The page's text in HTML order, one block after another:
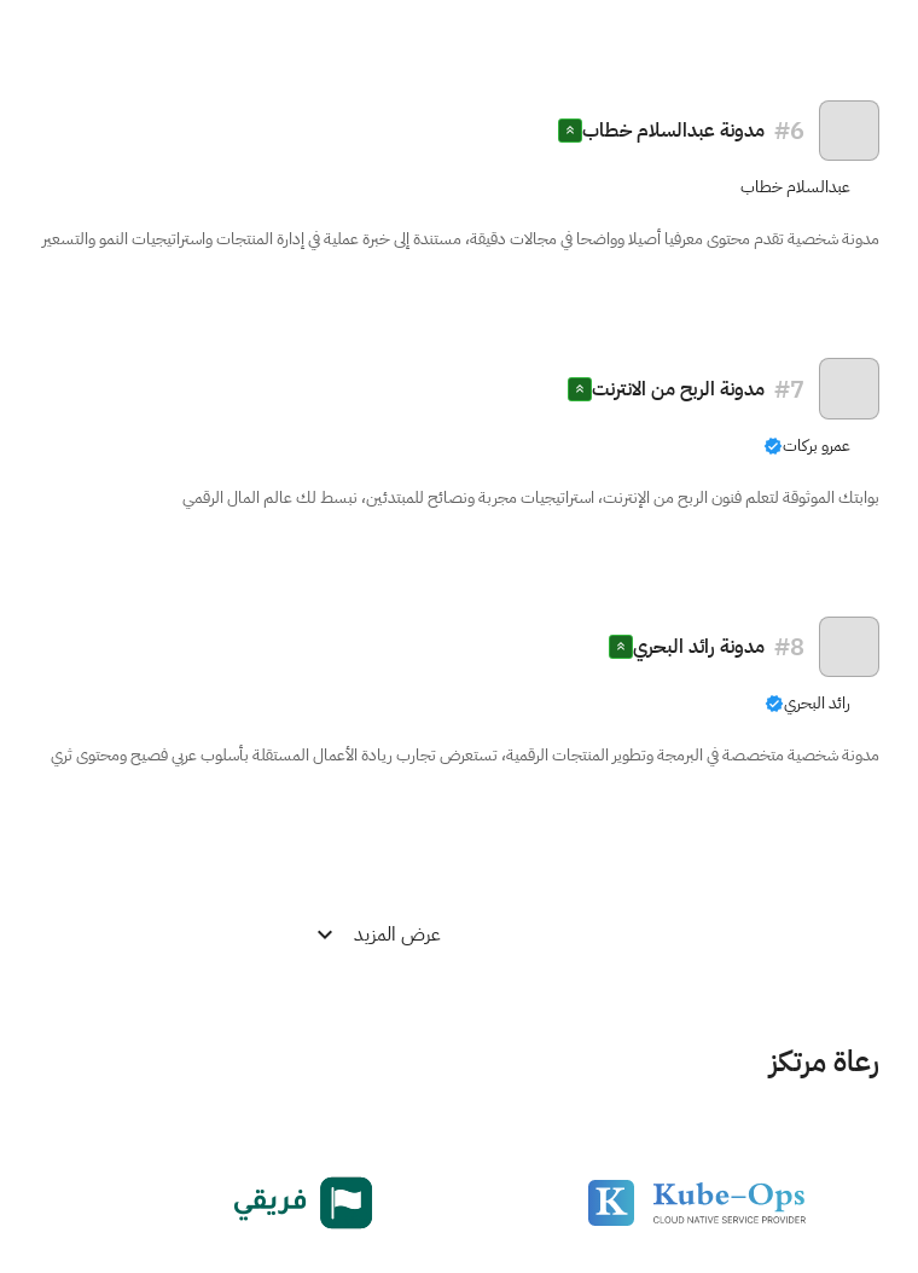
#6 مدونة عبدالسلام خطاب
عبدالسلام خطاب
مدونة شخصية تقدم محتوى معرفيا أصيلا وواضحا في مجالات دقيقة، مستندة إلى خبرة عملية في إدارة المنتجات واستراتيجيات النمو والتسعير
#7 مدونة الربح من الانترنت
عمرو بركات
بوابتك الموثوقة لتعلم فنون الربح من الإنترنت، استراتيجيات مجربة ونصائح للمبتدئين، نبسط لك عالم المال الرقمي
#8 مدونة رائد البحري
رائد البحري
مدونة شخصية متخصصة في البرمجة وتطوير المنتجات الرقمية، تستعرض تجارب ريادة الأعمال المستقلة بأسلوب عربي فصيح ومحتوى ثري
عرض المزيد
رعاة مرتكز